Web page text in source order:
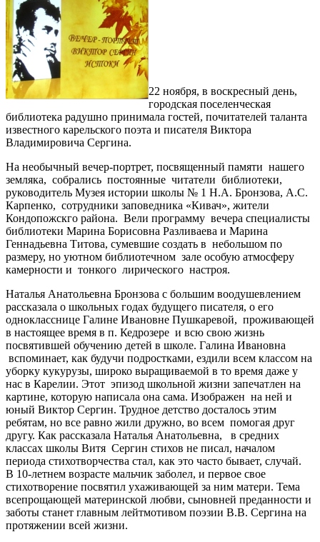
22 ноября, в воскресный день,
городская поселенческая
библиотека радушно принимала гостей, почитателей таланта
известного карельского поэта и писателя Виктора
Владимировича Сергина.
На необычный вечер-портрет, посвященный памяти нашего
земляка, собрались постоянные читатели библиотеки,
руководитель Музея истории школы № 1 Н.А. Бронзова, А.С.
Карпенко, сотрудники заповедника «Кивач», жители
Кондопожскго района. Вели программу вечера специалисты
библиотеки Марина Борисовна Разливаева и Марина
Геннадьевна Титова, сумевшие создать в небольшом по
размеру, но уютном библиотечном зале особую атмосферу
камерности и тонкого лирического настроя.
Наталья Анатольевна Бронзова с большим воодушевлением
рассказала о школьных годах будущего писателя, о его
однокласснице Галине Ивановне Пушкаревой, проживающей
в настоящее время в п. Кедрозере и всю свою жизнь
посвятившей обучению детей в школе. Галина Ивановна
вспоминает, как будучи подростками, ездили всем классом на
уборку кукурузы, широко выращиваемой в то время даже у
нас в Карелии. Этот эпизод школьной жизни запечатлен на
картине, которую написала она сама. Изображен на ней и
юный Виктор Сергин. Трудное детство досталось этим
ребятам, но все равно жили дружно, во всем помогая друг
другу. Как рассказала Наталья Анатольевна, в средних
классах школы Витя Сергин стихов не писал, началом
периода стихотворчества стал, как это часто бывает, случай.
В 10-летнем возрасте мальчик заболел, и первое свое
стихотворение посвятил ухаживающей за ним матери. Тема
всепрощающей материнской любви, сыновней преданности и
заботы станет главным лейтмотивом поэзии В.В. Сергина на
протяжении всей жизни.